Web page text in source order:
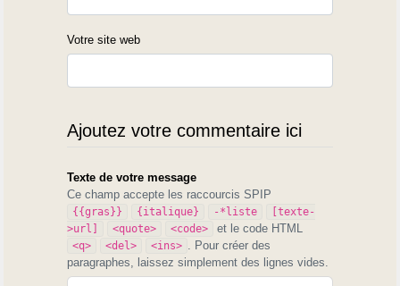
Votre site web
Ajoutez votre commentaire ici
Texte de votre message
Ce champ accepte les raccourcis SPIP
{{gras}} {italique} -*liste
[texte-
>url]
<quote> <code> et le code HTML
<q> <del> <ins>
. Pour créer des
paragraphes, laissez simplement des lignes vides.